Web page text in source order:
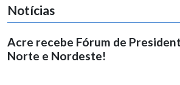
Notícias
Acre recebe Fórum de
Norte e Nordeste!